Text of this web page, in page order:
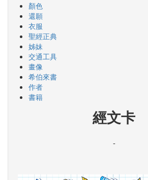
顏色
還願
衣服
聖經正典
姊妹
交通工具
畫像
希伯來書
作者
書籍
經文卡
-